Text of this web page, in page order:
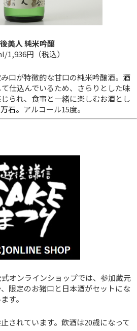
美人 純米吟醸
1,936円（税込）
口が特徴的な甘口の純米吟醸酒。 酒
て仕込んでいるため、さらりとした味
られ、食事と一緒に楽しむお酒とし
石。 アルコール15度。
オンラインショップでは、参加蔵元
限定のお猪口と日本酒がセットにな
す。
されています。飲酒は20歳になって